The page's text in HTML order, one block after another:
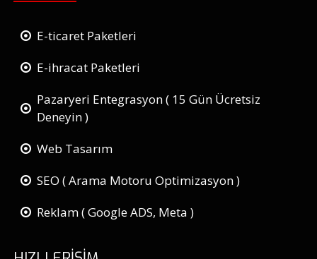
E-ticaret Paketleri
E-ihracat Paketleri
Pazaryeri Entegrasyon ( 15 Gün Ücretsiz
Deneyin )
Web Tasarım
SEO ( Arama Motoru Optimizasyon )
Reklam ( Google ADS, Meta )